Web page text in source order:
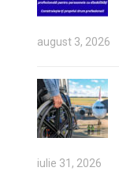
august 3, 2026
iulie 31, 2026